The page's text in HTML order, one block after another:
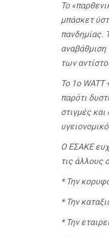
Το
μπάσκετ
πανδημίας.
των
Το 1ο
παρότι
στιγμές
Ο ΕΣΑΚΕ
τις άλλους
* Την
* Την
* Την